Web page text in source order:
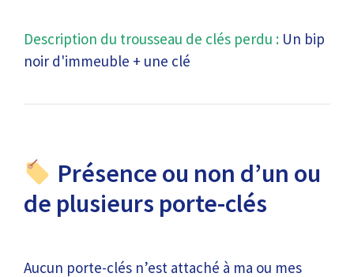
Description du trousseau de clés perdu : Un bip
noir d'immeuble + une clé
Présence ou non d’un ou
de plusieurs porte-clés
Aucun porte-clés n’est attaché à ma ou mes